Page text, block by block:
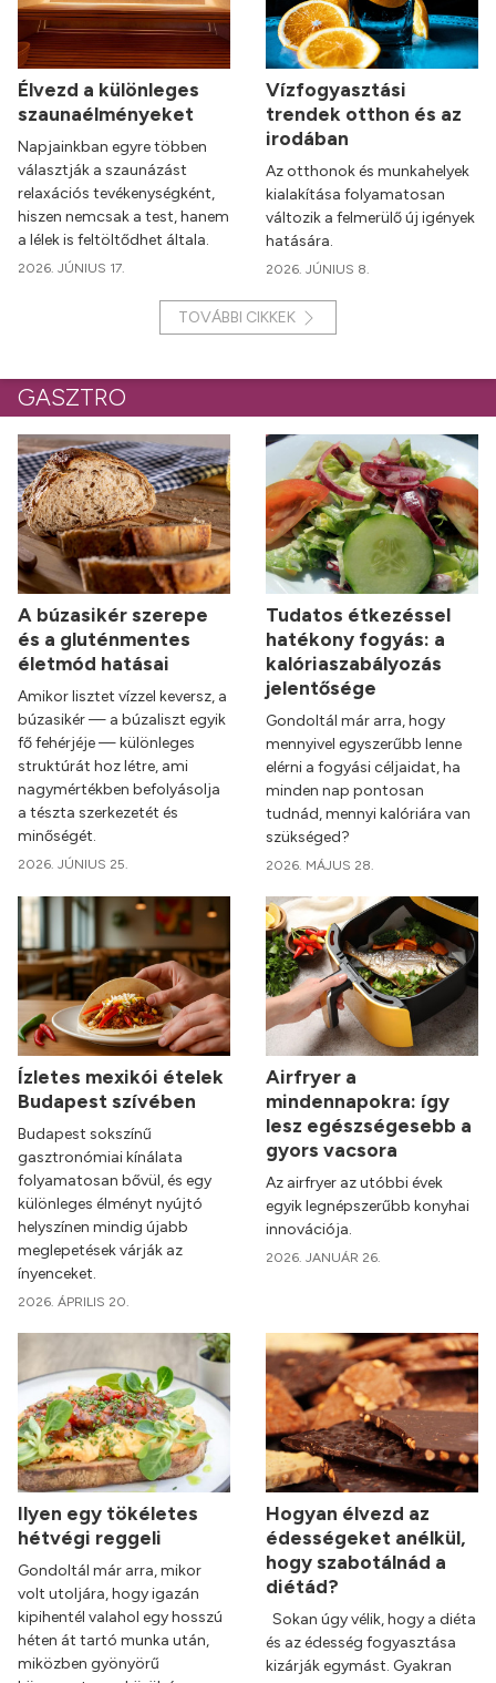
Élvezd a különleges
szaunaélményeket
Napjainkban egyre többen
választják a szaunázást
relaxációs tevékenységként,
hiszen nemcsak a test, hanem
a lélek is feltöltődhet általa.
2026. JÚNIUS 17.
Vízfogyasztási
trendek otthon és az
irodában
Az otthonok és munkahelyek
kialakítása folyamatosan
változik a felmerülő új igények
hatására.
2026. JÚNIUS 8.
TOVÁBBI CIKKEK
GASZTRO
A búzasikér szerepe
és a gluténmentes
életmód hatásai
Amikor lisztet vízzel keversz, a
búzasikér — a búzaliszt egyik
fő fehérjéje — különleges
struktúrát hoz létre, ami
nagymértékben befolyásolja
a tészta szerkezetét és
minőségét.
2026. JÚNIUS 25.
Tudatos étkezéssel
hatékony fogyás: a
kalóriaszabályozás
jelentősége
Gondoltál már arra, hogy
mennyivel egyszerűbb lenne
elérni a fogyási céljaidat, ha
minden nap pontosan
tudnád, mennyi kalóriára van
szükséged?
2026. MÁJUS 28.
Ízletes mexikói ételek
Budapest szívében
Budapest sokszínű
gasztronómiai kínálata
folyamatosan bővül, és egy
különleges élményt nyújtó
helyszínen mindig újabb
meglepetések várják az
ínyenceket.
2026. ÁPRILIS 20.
Airfryer a
mindennapokra: így
lesz egészségesebb a
gyors vacsora
Az airfryer az utóbbi évek
egyik legnépszerűbb konyhai
innovációja.
2026. JANUÁR 26.
Ilyen egy tökéletes
hétvégi reggeli
Gondoltál már arra, mikor
volt utoljára, hogy igazán
kipihentél valahol egy hosszú
héten át tartó munka után,
miközben gyönyörű
Hogyan élvezd az
édességeket anélkül,
hogy szabotálnád a
diétád?
Sokan úgy vélik, hogy a diéta
és az édesség fogyasztása
kizárják egymást. Gyakran